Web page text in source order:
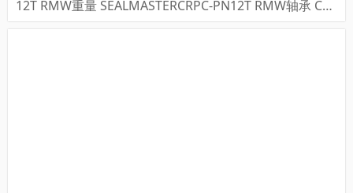
12T RMW重量 SEALMASTERCRPC-PN12T RMW轴承 CR